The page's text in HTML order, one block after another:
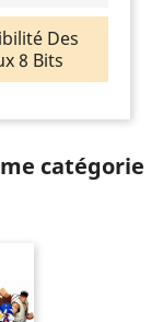
Des
8 Bits
catégorie